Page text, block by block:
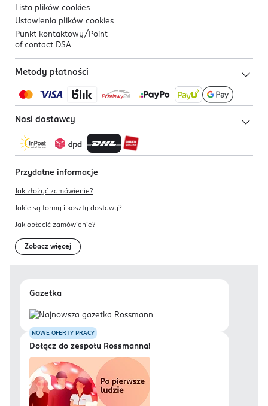
Lista plików cookies
Ustawienia plików cookies
Punkt kontaktowy/ Point
of contact DSA
Metody płatności
Nasi dostawcy
Przydatne informacje
Jak złożyć zamówienie?
Jakie są formy i koszty dostawy?
Jak opłacić zamówienie?
Zobacz więcej
Gazetka
NOWE OFERTY PRACY
Dołącz do zespołu Rossmanna!